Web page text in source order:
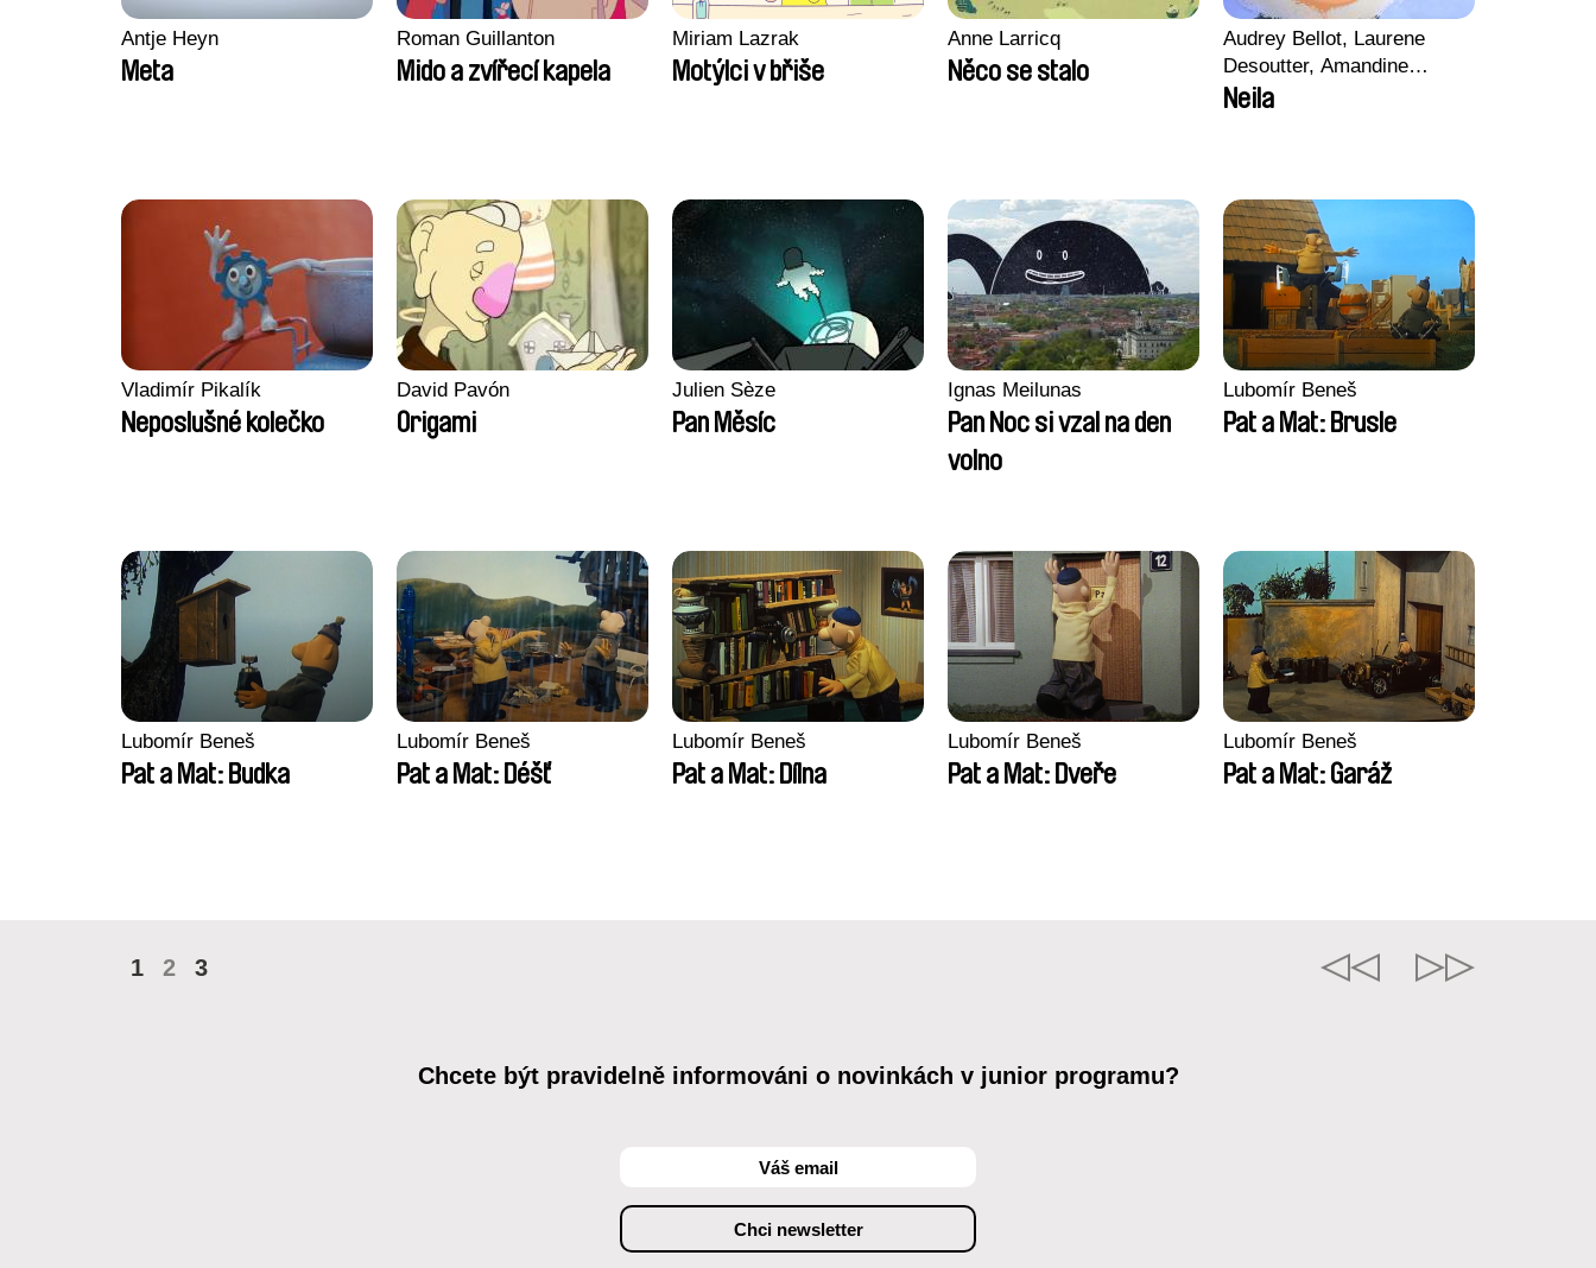
Antje Heyn
Meta
Roman Guillanton
Mido a zvířecí kapela
Miriam Lazrak
Motýlci v břiše
Anne Larricq
Něco se stalo
Audrey Bellot, Laurene
Desoutter, Amandine
Fernandes, Ludivine
Neila
Vladimír Pikalík
Neposlušné kolečko
David Pavón
Origami
Julien Sèze
Pan Měsíc
Ignas Meilunas
Pan Noc si vzal na den
volno
Lubomír Beneš
Pat a Mat: Brusle
Lubomír Beneš
Pat a Mat: Budka
Lubomír Beneš
Pat a Mat: Déšť
Lubomír Beneš
Pat a Mat: Dílna
Lubomír Beneš
Pat a Mat: Dveře
Lubomír Beneš
Pat a Mat: Garáž
1 2 3
Chcete být pravidelně informováni o novinkách v junior programu?